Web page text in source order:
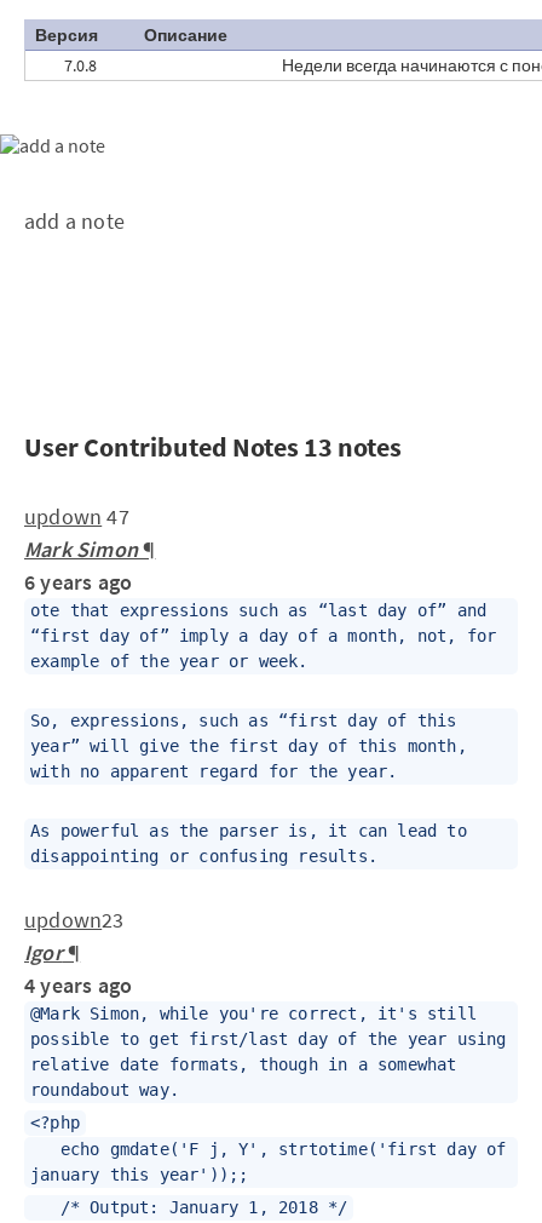
Версия
Описание
7.0.8
Недели всегда начинаются с
add a note
User Contributed Notes 13 notes
updown 47
Mark Simon¶
6 years ago
ote that expressions such as “last day of” and
“first day of” imply a day of a month, not, for
example of the year or week.
So, expressions, such as “first day of this
year” will give the first day of this month,
with no apparent regard for the year.
As powerful as the parser is, it can lead to
disappointing or confusing results.
updown23
Igor¶
4 years ago
@Mark Simon, while you're correct, it's still
possible to get first/last day of the year using
relative date formats, though in a somewhat
roundabout way.
<?php
echo gmdate('F j, Y', strtotime('first day of
january this year'));;
/* Output: January 1, 2018 */